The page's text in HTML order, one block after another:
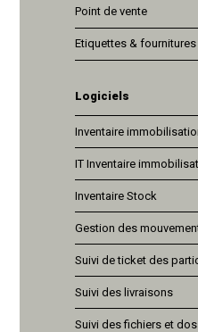
Point de vente
Etiquettes & fournitures
Logiciels
Inventaire
IT Inventaire
Inventaire Stock
Gestion des
Suivi de ticket des
Suivi des livraisons
Suivi des fichiers et